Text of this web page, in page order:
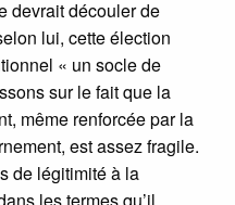
devrait découler de
lui, cette élection
« un socle de
sur le fait que la
même renforcée par la
est assez fragile.
de légitimité à la
les termes qu’il